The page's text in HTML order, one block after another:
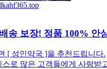
송 보장! 정품 100% 안
[ 성인약국 ]을 추천드립니다.
로 많은 고객들에게 사랑받